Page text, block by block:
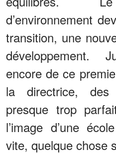
d’environnement
transition, une
développement.
encore de ce
la directrice, des
presque trop
l’image d’une
vite, quelque chose